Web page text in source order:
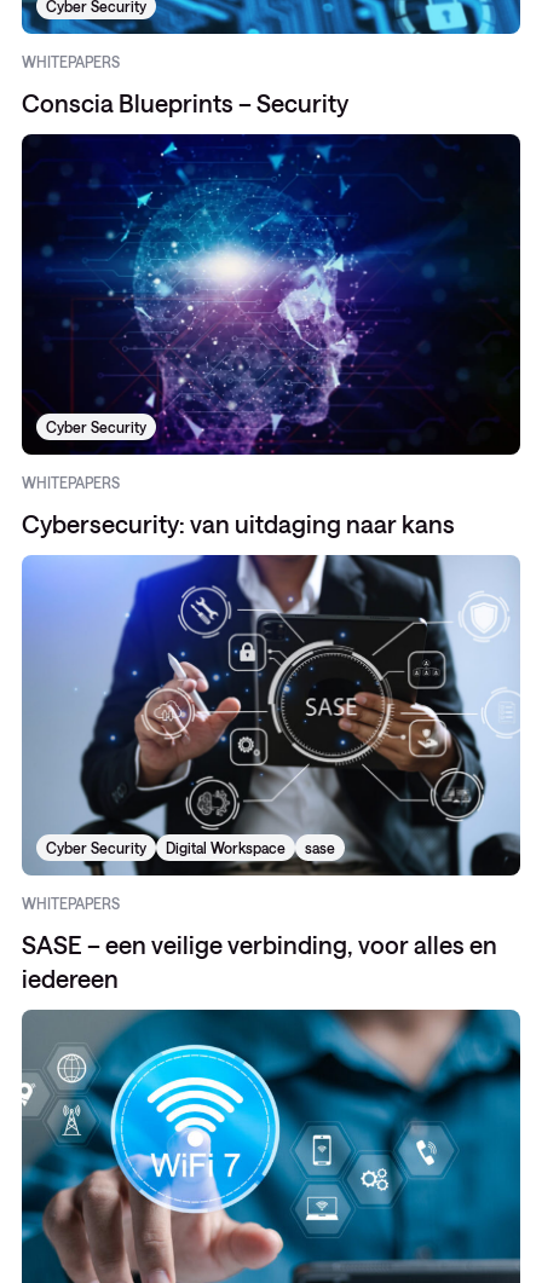
Cyber Security
WHITEPAPERS
Conscia Blueprints – Security
Cyber Security
WHITEPAPERS
Cybersecurity: van uitdaging naar kans
Cyber Security Digital Workspace sase
WHITEPAPERS
SASE – een veilige verbinding, voor alles en
iedereen